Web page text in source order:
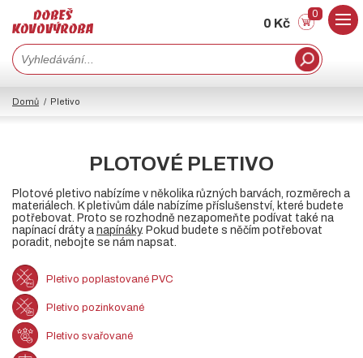
0 Kč
0
Domů Pletivo
PLOTOVÉ PLETIVO
Plotové pletivo nabízíme v několika různých barvách, rozměrech a
materiálech. K pletivům dále nabízíme příslušenství, které budete
potřebovat. Proto se rozhodně nezapomeňte podívat také na
napínací dráty a napínáky. Pokud budete s něčím potřebovat
poradit, nebojte se nám napsat.
Pletivo poplastované PVC
Pletivo pozinkované
Pletivo svařované